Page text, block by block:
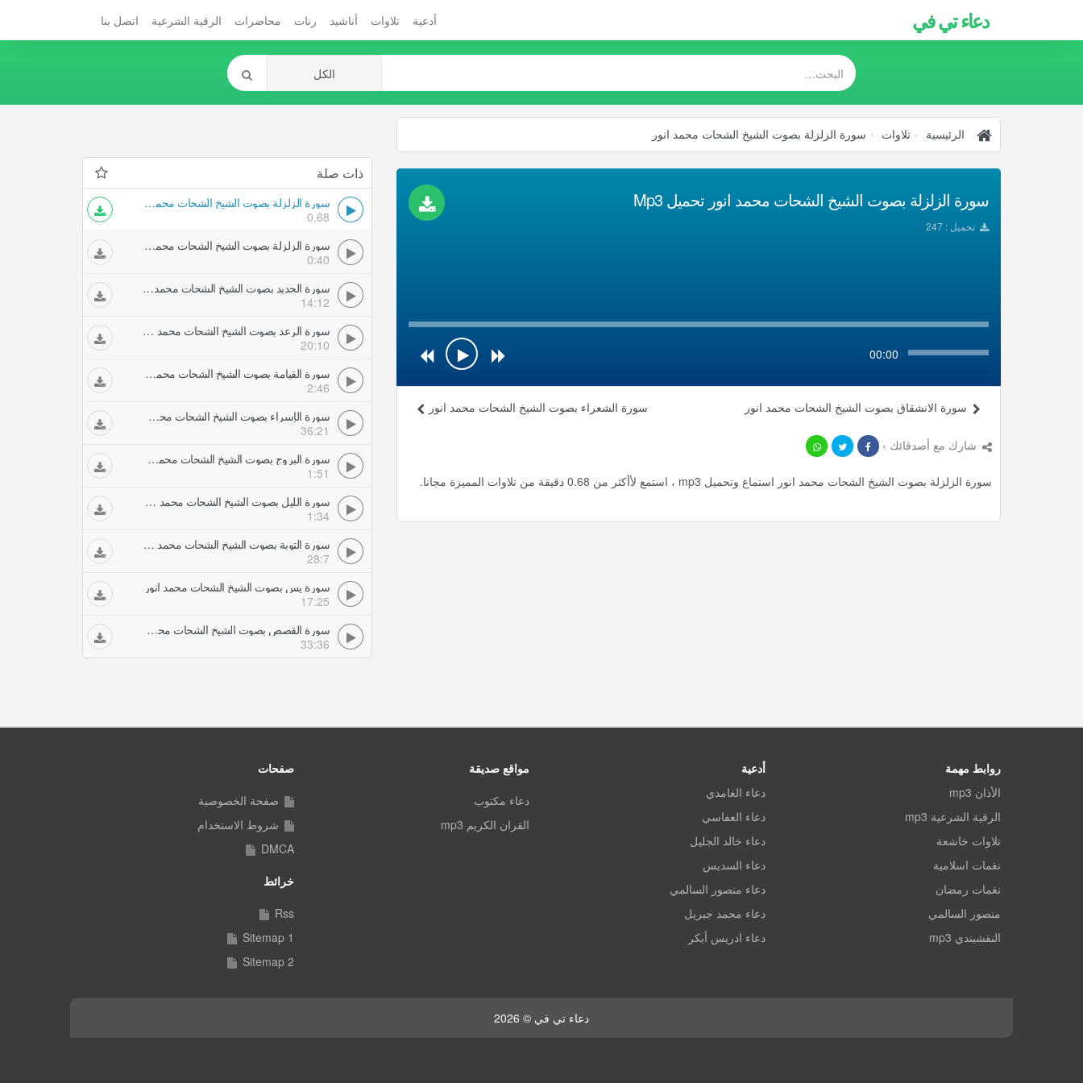
دعاء تي في أدعية تلاوات أناشيد رنات محاضرات الرقية الشرعية اتصل بنا
الرئيسية تلاوات سورة الزلزلة بصوت الشيخ الشحات محمد انور
سورة الزلزلة بصوت الشيخ الشحات محمد انور تحميل Mp3
تحميل : 247
00:00
سورة الشعراء بصوت الشيخ الشحات محمد انور سورة الانشقاق بصوت الشيخ الشحات محمد انور
شارك مع أصدقائك ›
سورة الزلزلة بصوت الشيخ الشحات محمد انور استماع وتحميل mp3 ، استمع لأأكثر من 0.68 دقيقة من تلاوات المميزة مجانا.
ذات صلة
سورة الزلزلة بصوت الشيخ الشحات محمد انور
0.68
سورة الزلزلة بصوت الشيخ الشحات محمد انور
0:40
سورة الحديد بصوت الشيخ الشحات محمد انور
14:12
سورة الرعد بصوت الشيخ الشحات محمد انور
20:10
سورة القيامة بصوت الشيخ الشحات محمد انور
2:46
سورة الإسراء بصوت الشيخ الشحات محمد انور
36:21
سورة البروج بصوت الشيخ الشحات محمد انور
1:51
سورة الليل بصوت الشيخ الشحات محمد انور
1:34
سورة التوبة بصوت الشيخ الشحات محمد انور
28:7
سورة يس بصوت الشيخ الشحات محمد انور
17:25
سورة القصص بصوت الشيخ الشحات محمد انور
33:36
روابط مهمة
الأذان mp3
الرقية الشرعية mp3
تلاوات خاشعة
نغمات اسلامية
نغمات رمضان
منصور السالمي
النقشبندي mp3
أدعية
دعاء الغامدي
دعاء العفاسي
دعاء خالد الجليل
دعاء السديس
دعاء منصور السالمي
دعاء محمد جبريل
دعاء ادريس أبكر
مواقع صديقة
دعاء مكتوب
القران الكريم mp3
صفحات
صفحة الخصوصية
شروط الاستخدام
DMCA
خرائط
Rss
Sitemap 1
Sitemap 2
دعاء تي في © 2026